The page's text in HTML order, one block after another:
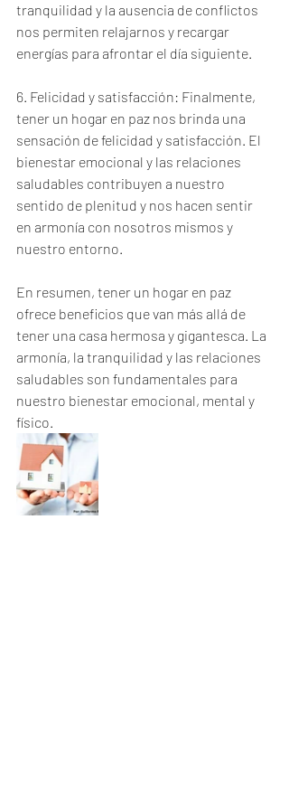
tranquilidad y la ausencia de conflictos
nos permiten relajarnos y recargar
energías para afrontar el día siguiente.
6. Felicidad y satisfacción: Finalmente,
tener un hogar en paz nos brinda una
sensación de felicidad y satisfacción. El
bienestar emocional y las relaciones
saludables contribuyen a nuestro
sentido de plenitud y nos hacen sentir
en armonía con nosotros mismos y
nuestro entorno.
En resumen, tener un hogar en paz
ofrece beneficios que van más allá de
tener una casa hermosa y gigantesca. La
armonía, la tranquilidad y las relaciones
saludables son fundamentales para
nuestro bienestar emocional, mental y
físico.